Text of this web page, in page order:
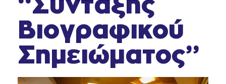
Βιογραφικού
Σημειώματος”